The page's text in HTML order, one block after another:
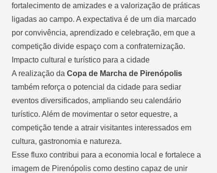
fortalecimento de amizades e a valorização de práticas
ligadas ao campo. A expectativa é de um dia marcado
por convivência, aprendizado e celebração, em que a
competição divide espaço com a confraternização.
Impacto cultural e turístico para a cidade
A realização da Copa de Marcha de Pirenópolis
também reforça o potencial da cidade para sediar
eventos diversificados, ampliando seu calendário
turístico. Além de movimentar o setor equestre, a
competição tende a atrair visitantes interessados em
cultura, gastronomia e natureza.
Esse fluxo contribui para a economia local e fortalece a
imagem de Pirenópolis como destino capaz de unir